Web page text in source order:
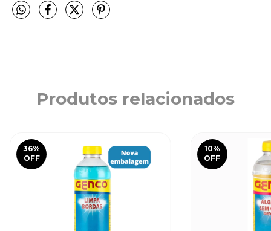
Produtos relacionados
36%
OFF
10%
OFF